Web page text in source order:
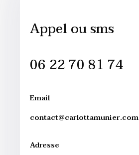
Appel ou sms
06 22 70 81 74
Email
contact@carlottamunier.com
Adresse